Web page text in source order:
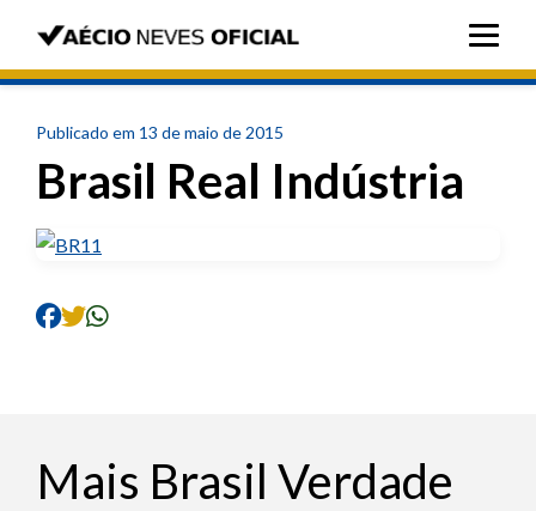
Publicado em 13 de maio de 2015
Brasil Real Indústria
Mais Brasil Verdade